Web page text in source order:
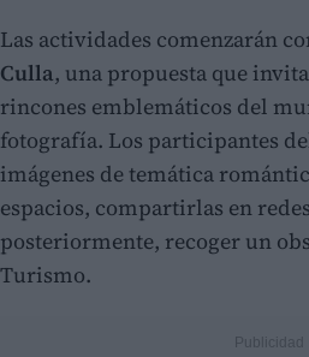
Las actividades comenzarán
Culla, una propuesta que
rincones emblemáticos del
fotografía. Los participantes
imágenes de temática
espacios, compartirlas en
posteriormente, recoger un
Turismo.